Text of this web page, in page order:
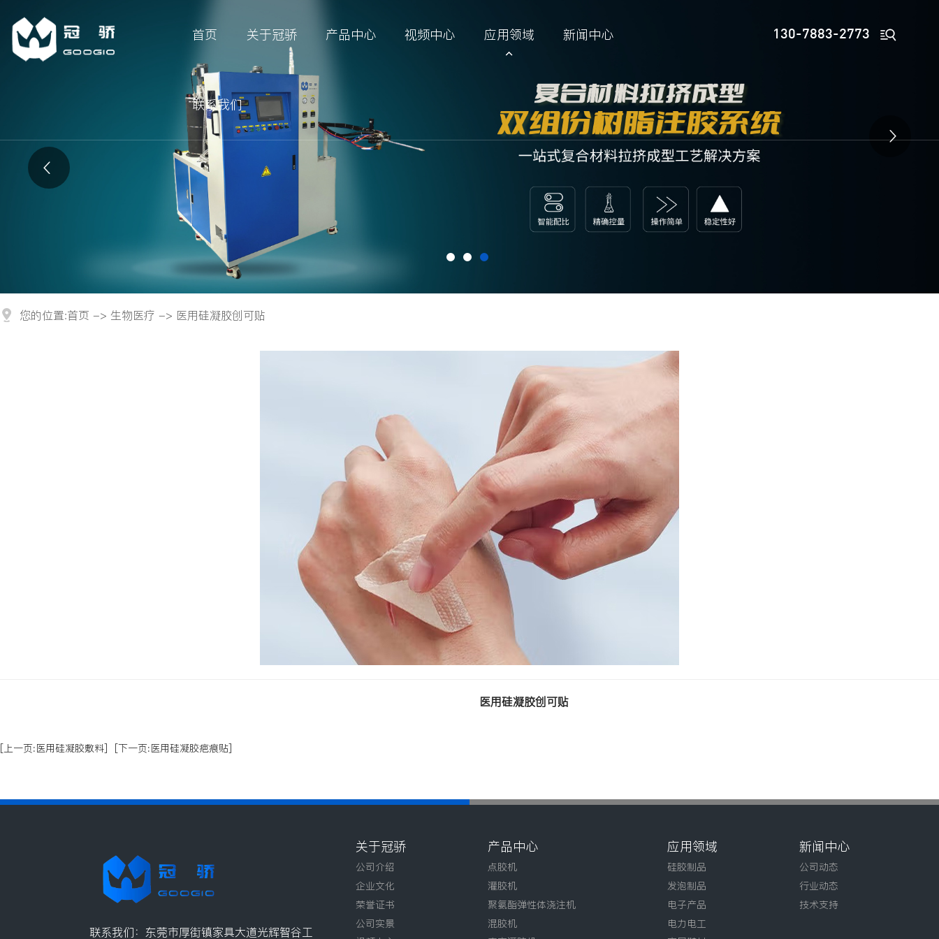
130-7883-2773 
首页 关于冠骄 产品中心 视频中心 应用领域 新闻中心
联系我们


您的位置:首页 -> 生物医疗 -> 医用硅凝胶创可贴
医用硅凝胶创可贴
[上一页:医用硅凝胶敷料] [下一页:医用硅凝胶疤痕贴]
联系我们：东莞市厚街镇家具大道光辉智谷工
关于冠骄
公司介绍
企业文化
荣誉证书
公司实景
产品中心
点胶机
灌胶机
聚氨酯弹性体浇注机
混胶机
应用领域
硅胶制品
发泡制品
电子产品
电力电工
新闻中心
公司动态
行业动态
技术支持